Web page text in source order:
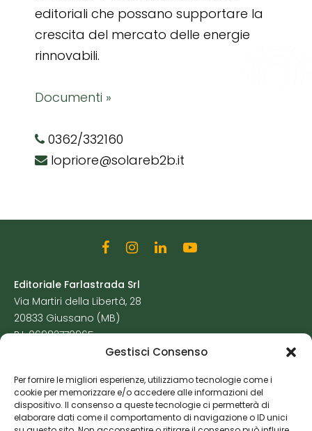
Gestisci Consenso
Per fornire le migliori esperienze, utilizziamo tecnologie come i
cookie per memorizzare e/o accedere alle informazioni del
dispositivo. Il consenso a queste tecnologie ci permetterà di
elaborare dati come il comportamento di navigazione o ID unici
editoriali che possano supportare la
crescita del mercato delle energie
rinnovabili.
Documenti »
0362/332160
lopriore@solareb2b.it
Editoriale Farlastrada Srl
Via Martiri della Libertà, 28
20833 Giussano (MB)
P.I. 06982770965
Cookie Policy
Risorse Aggiuntive